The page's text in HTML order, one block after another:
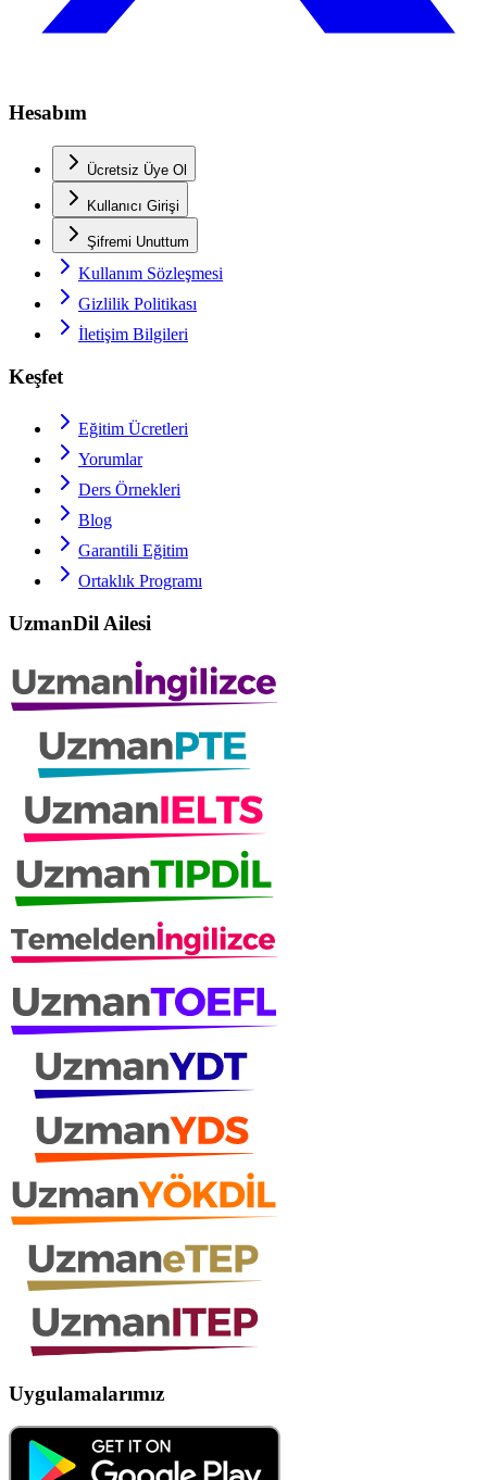
Hesabım
Ücretsiz Üye Ol
Kullanıcı Girişi
Şifremi Unuttum
Kullanım Sözleşmesi
Gizlilik Politikası
İletişim Bilgileri
Keşfet
Eğitim Ücretleri
Yorumlar
Ders Örnekleri
Blog
Garantili Eğitim
Ortaklık Programı
UzmanDil Ailesi
Uygulamalarımız